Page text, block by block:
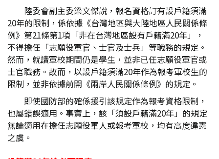
陸委會副主委梁文傑說，報名資格訂有設戶籍須滿
20年的限制，係依據《台灣地區與大陸地區人民關係條
例》第21條第1項「非在台灣地區設有戶籍滿20年」，
不得擔任「志願役軍官、士官及士兵」等職務的規定。
然而，就讀軍校期間仍是學生，並非已任志願役軍官或
士官職務。故而，以設戶籍須滿20年作為報考軍校生的
限制，並非依據前開《兩岸人民關係條例》的規定。
即使國防部的確係援引該規定作為報考資格限制，
也屬錯誤適用。事實上，該「須設戶籍滿20年」的規定
無論適用在擔任志願役軍人或報考軍校，均有高度違憲
之虞。